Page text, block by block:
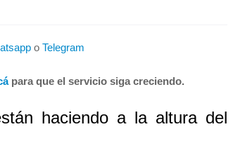
o Telegram
para que el servicio siga creciendo.
haciendo a la altura del